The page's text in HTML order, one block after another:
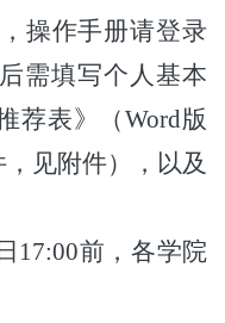
操作手册请登录
需填写个人基本
荐表》（Word版
见附件） ， 以及
日 17:00前 ，各学院